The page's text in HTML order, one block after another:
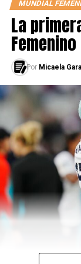
MUNDIAL
La
Femenino
Por Micaela